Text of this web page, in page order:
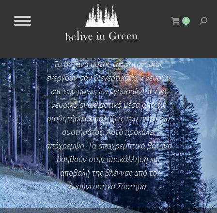
0
Ταβότανααυτής της κατηγορίας
ενεργούν σανδιεγερτικάτων νευρών
και των μυών, ενεργοποιώντας ένα
νευρικό ανακλαστικό μέσα από τις
αισθητήριες απολήξεις του πεπτικού
συστήματος. Αυτό προκαλεί
απόχρεμψη. Τα αποχρεμπτικάβότανα
βοηθούν στην αποκόλληση και
αποβολή της βλέννας από το
Αναπνευστικό Σύστημα.